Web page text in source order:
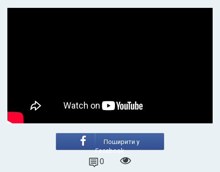
Поширити у
Facebook
0